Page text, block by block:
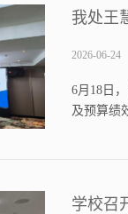
我处王
2026-06-24
6月18日
及预算绩
学校召